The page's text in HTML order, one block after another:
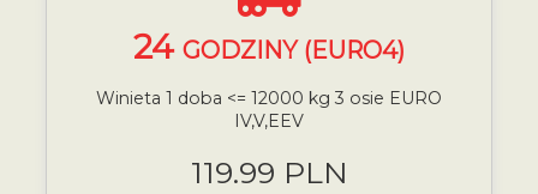
24 GODZINY (EURO4)
Winieta 1 doba <= 12000 kg 3 osie EURO
IV,V,EEV
119.99 PLN